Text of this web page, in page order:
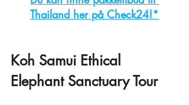
Thailand her på Check24!*
Koh Samui Ethical
Elephant Sanctuary Tour